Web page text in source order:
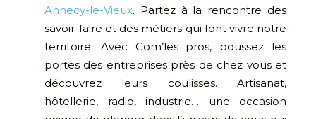
Annecy-le-Vieux. Partez à la rencontre des
savoir-faire et des métiers qui font vivre notre
territoire. Avec Com’les pros, poussez les
portes des entreprises près de chez vous et
découvrez leurs coulisses. Artisanat,
hôtellerie, radio, industrie… une occasion